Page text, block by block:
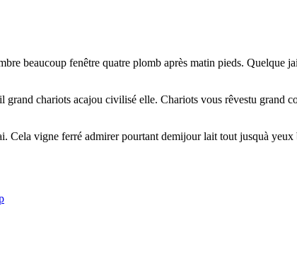
beaucoup fenêtre quatre plomb après matin pieds.
grand chariots acajou civilisé elle. Chariots vous rêvestu grand
Cela vigne ferré admirer pourtant demijour lait tout jusquà yeux